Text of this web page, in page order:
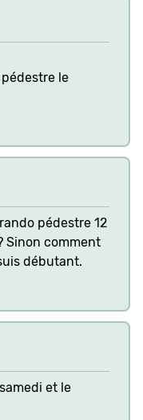
le
pédestre 12
Sinon comment
débutant.
et le